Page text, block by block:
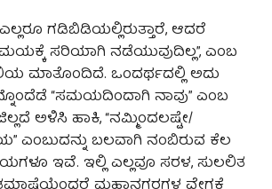
ಗಡಿಬಿಡಿಯಲ್ಲಿರುತ್ತಾರೆ, ಆದರೆ
ಸರಿಯಾಗಿ ನಡೆಯುವುದಿಲ್ಲ”, ಎಂಬ
ಮಾತೊಂದಿದೆ. ಒಂದರ್ಥದಲ್ಲಿ ಅದು
“ಸಮಯದಿಂದಾಗಿ ನಾವು” ಎಂಬ
ಅಳಿಸಿ ಹಾಕಿ, “ನಮ್ಮಿಂದಲಷ್ಟೇ/
ಎಂಬುದನ್ನು ಬಲವಾಗಿ ನಂಬಿರುವ ಕೆಲ
ಇವೆ. ಇಲ್ಲಿ ಎಲ್ಲವೂ ಸರಳ, ಸುಲಲಿತ